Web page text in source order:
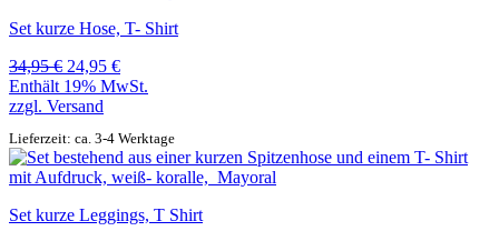
Set kurze Hose, T- Shirt
34,95€ Ursprünglicher
Preis
war:
24,95 €Aktueller
Preis
Enthält 19% MwSt.
zzgl. Versand
Lieferzeit: ca. 3-4 Werktage
Set kurze Leggings, T Shirt